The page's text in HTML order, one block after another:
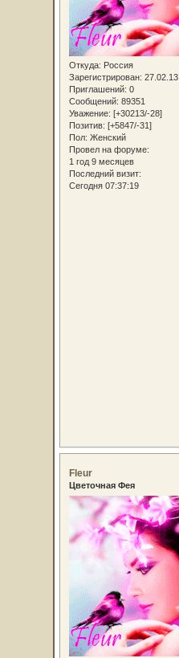
Откуда: Россия
Зарегистрирован: 27.02.13
Приглашений: 0
Сообщений: 89351
Уважение: [+30213/-28]
Позитив: [+5847/-31]
Пол: Женский
Провел на форуме:
1 год 9 месяцев
Последний визит:
Сегодня 07:37:19
Fleur
Цветочная Фея